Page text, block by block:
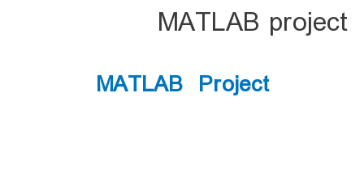
MATLAB project
MATLAB Project